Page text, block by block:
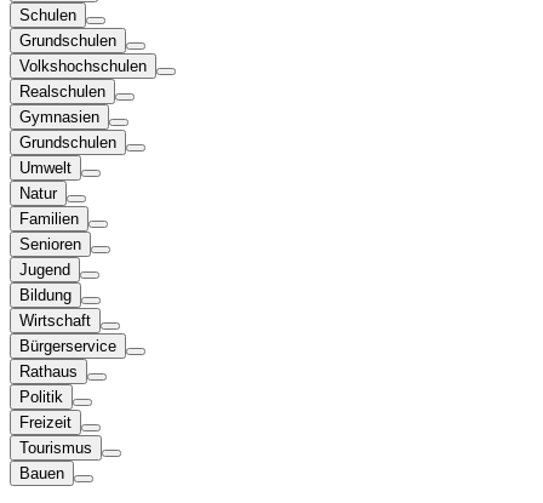
Schulen
Grundschulen
Volkshochschulen
Realschulen
Gymnasien
Grundschulen
Umwelt
Natur
Familien
Senioren
Jugend
Bildung
Wirtschaft
Bürgerservice
Rathaus
Politik
Freizeit
Tourismus
Bauen